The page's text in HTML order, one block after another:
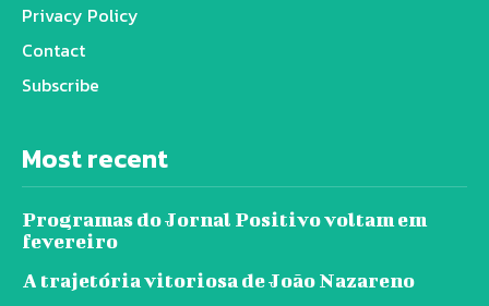
Privacy Policy
Contact
Subscribe
Most recent
Programas do Jornal Positivo voltam em
fevereiro
A trajetória vitoriosa de João Nazareno